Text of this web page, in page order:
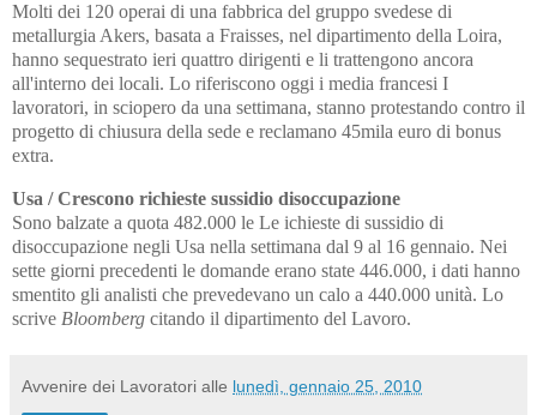
Molti dei 120 operai di una fabbrica del gruppo svedese di
metallurgia Akers, basata a Fraisses, nel dipartimento della Loira,
hanno sequestrato ieri quattro dirigenti e li trattengono ancora
all'interno dei locali. Lo riferiscono oggi i media francesi I
lavoratori, in sciopero da una settimana, stanno protestando contro il
progetto di chiusura della sede e reclamano 45mila euro di bonus
extra.
Usa / Crescono richieste sussidio disoccupazione
Sono balzate a quota 482.000 le Le ichieste di sussidio di
disoccupazione negli Usa nella settimana dal 9 al 16 gennaio. Nei
sette giorni precedenti le domande erano state 446.000, i dati hanno
smentito gli analisti che prevedevano un calo a 440.000 unità. Lo
scrive Bloomberg citando il dipartimento del Lavoro.
Avvenire dei Lavoratori alle lunedì, gennaio 25, 2010